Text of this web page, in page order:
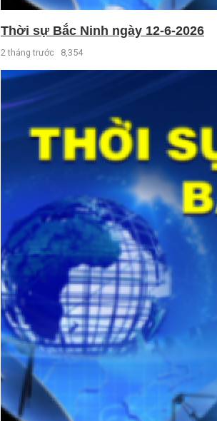
Thời sự Bắc Ninh ngày 12-6-2026
2 tháng trước 8,354